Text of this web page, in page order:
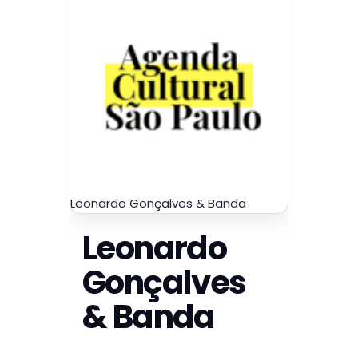
Leonardo Gonçalves & Banda
Leonardo
Gonçalves
& Banda